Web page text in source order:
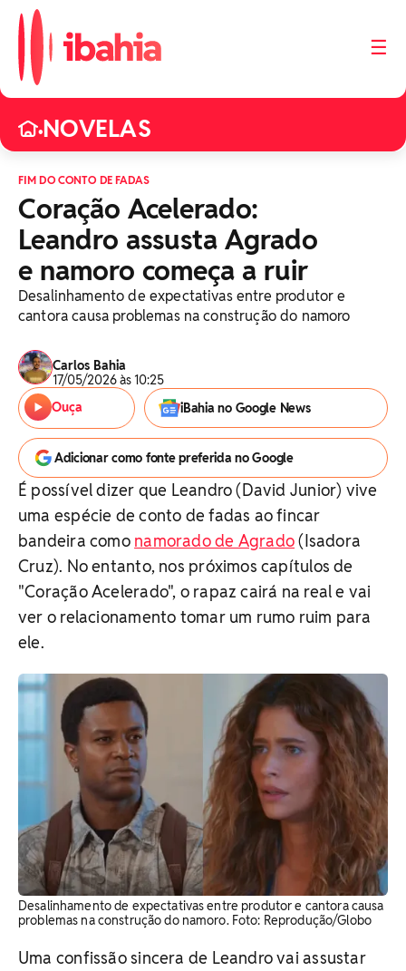
☰
•NOVELAS
FIM DO CONTO DE FADAS
Coração Acelerado:
Leandro assusta Agrado
e namoro começa a ruir
Desalinhamento de expectativas entre produtor e
cantora causa problemas na construção do namoro
Carlos Bahia
17/05/2026 às 10:25
Ouça
iBahia no Google News
Adicionar como fonte preferida no Google
É possível dizer que Leandro (David Junior) vive
uma espécie de conto de fadas ao fincar
bandeira como namorado de Agrado(Isadora
Cruz). No entanto, nos próximos capítulos de
"Coração Acelerado", o rapaz cairá na real e vai
ver o relacionamento tomar um rumo ruim para
ele.
Desalinhamento de expectativas entre produtor e cantora causa
problemas na construção do namoro. Foto: Reprodução/Globo
Uma confissão sincera de Leandro vai assustar